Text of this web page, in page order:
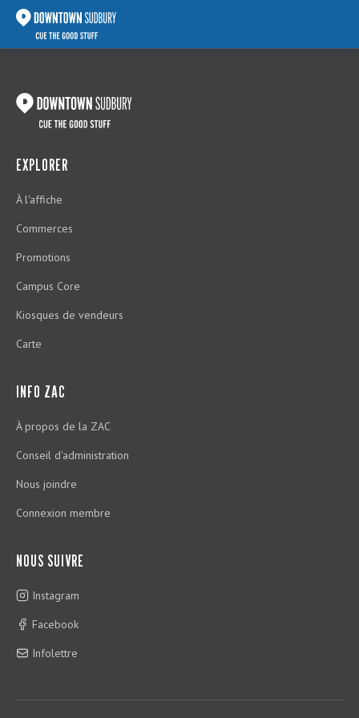
EXPLORER
À l'affiche
Commerces
Promotions
Campus Core
Kiosques de vendeurs
Carte
INFO ZAC
À propos de la ZAC
Conseil d'administration
Nous joindre
Connexion membre
NOUS SUIVRE
Instagram
Facebook
Infolettre